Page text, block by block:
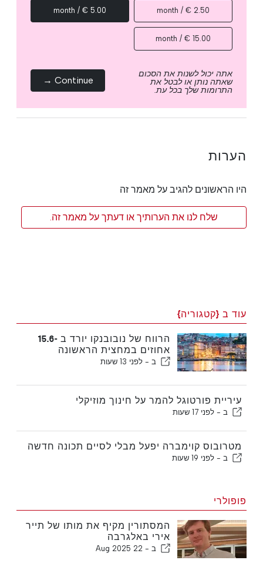
2.50 € / month
5.00 € / month
15.00 € / month
אתה יכול לשנות את הסכום
שאתה נותן או לבטל את
התרומות שלך בכל עת.
Continue →
הערות
היו הראשונים להגיב על מאמר זה
שלח לנו את הערותיך או דעתך על מאמר זה.
עוד ב {קטגוריה}
הרווח של נובובנקו יורד ב -15.6
אחוזים במחצית הראשונה
ב - לפני 13 שעות
עיריית פורטוגל להמר על חינוך מוזיקלי
ב - לפני 17 שעות
מטרובוס קוימברה יפעל מבלי לסיים תכונה חדשה
ב - לפני 19 שעות
פופולרי
המסתורין מקיף את מותו של תייר
אירי באלגרבה
ב - 22 Aug 2025